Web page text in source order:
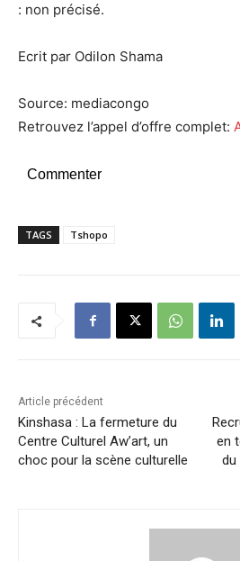
: non précisé.
Ecrit par Odilon Shama
Source: mediacongo
Retrouvez l’appel d’offre complet:
Commenter
TAGS Tshopo
Article précédent
Kinshasa : La fermeture du
Centre Culturel Aw’art, un
choc pour la scène culturelle
en
du